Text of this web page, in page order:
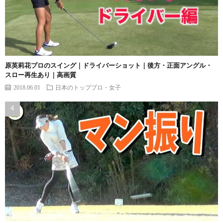
原英莉花プロのスイング｜ドライバーショット｜後方・正面アングル・
スロー再生あり｜高画質
2018.06.01 日本のトッププロ・女子